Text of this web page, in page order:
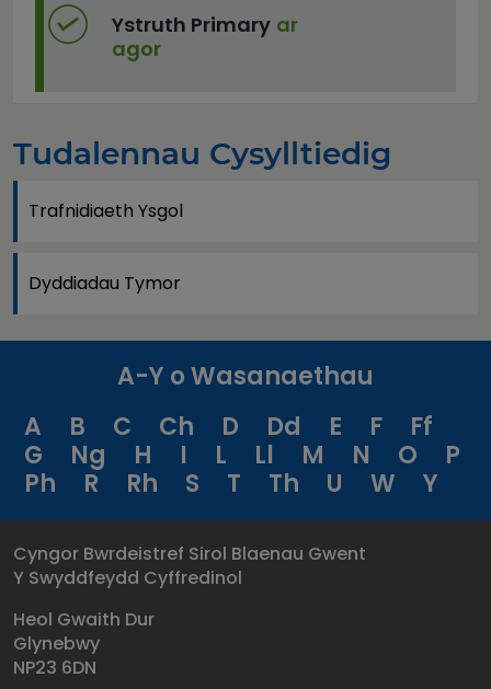
Ystruth Primary ar
agor
Tudalennau Cysylltiedig
Trafnidiaeth Ysgol
Dyddiadau Tymor
A-Y o Wasanaethau
A
B C Ch D Dd E F
Ff
G
Ng H I L Ll M N O
P
Ph
R Rh S T Th U W Y
Cyngor Bwrdeistref Sirol Blaenau Gwent
Y Swyddfeydd Cyffredinol
Heol Gwaith Dur
Glynebwy
NP23 6DN